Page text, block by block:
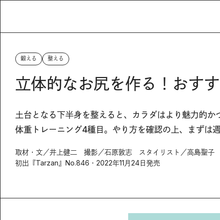
鍛える 整える
立体的なお尻を作る！おす
土台となる下半身を整えると、カラダはより魅力的
体重トレーニング4種目。やり方を確認の上、まずは
取材・文／井上健二 撮影／石原敦志 スタイリスト／高島聖
初出『Tarzan』No.846・2022年11月24日発売